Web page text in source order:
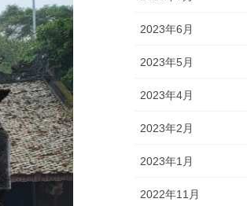
2023年6月
2023年5月
2023年4月
2023年2月
2023年1月
2022年11月